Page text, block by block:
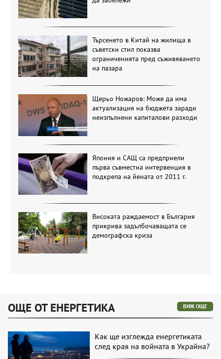
Търсенето в Китай на жилища в
съветски стил показва
ограниченията пред съживяването
на пазара
Щерьо Ножаров: Може да има
актуализация на бюджета заради
неизпълнени капиталови разходи
Япония и САЩ са предприели
първа съвместна интервенция в
подкрепа на йената от 2011 г.
Високата раждаемост в България
прикрива задълбочаващата се
демографска криза
ОЩЕ ОТ ЕНЕРГЕТИКА ВИЖ ОЩЕ
Как ще изглежда енергетиката
след края на войната в Украйна?